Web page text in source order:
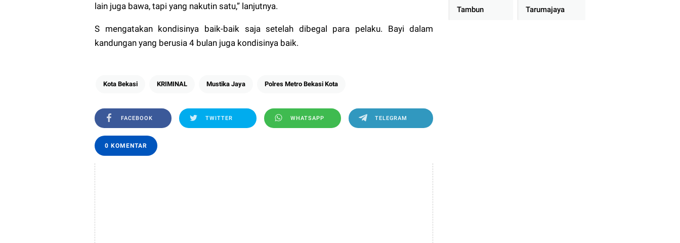
lain juga bawa, tapi yang nakutin satu,” lanjutnya.
S mengatakan kondisinya baik-baik saja setelah dibegal para pelaku. Bayi dalam
kandungan yang berusia 4 bulan juga kondisinya baik.
Kota Bekasi KRIMINAL Mustika Jaya Polres Metro Bekasi Kota
FACEBOOK TWITTER WHATSAPP TELEGRAM
0 KOMENTAR
Tambun Tarumajaya